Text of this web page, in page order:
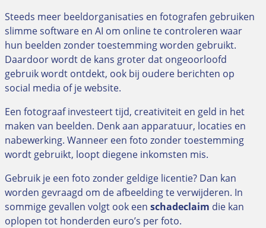
Steeds meer beeldorganisaties en fotografen gebruiken
slimme software en AI om online te controleren waar
hun beelden zonder toestemming worden gebruikt.
Daardoor wordt de kans groter dat ongeoorloofd
gebruik wordt ontdekt, ook bij oudere berichten op
social media of je website.
Een fotograaf investeert tijd, creativiteit en geld in het
maken van beelden. Denk aan apparatuur, locaties en
nabewerking. Wanneer een foto zonder toestemming
wordt gebruikt, loopt diegene inkomsten mis.
Gebruik je een foto zonder geldige licentie? Dan kan
worden gevraagd om de afbeelding te verwijderen. In
sommige gevallen volgt ook een schadeclaim die kan
oplopen tot honderden euro’s per foto.